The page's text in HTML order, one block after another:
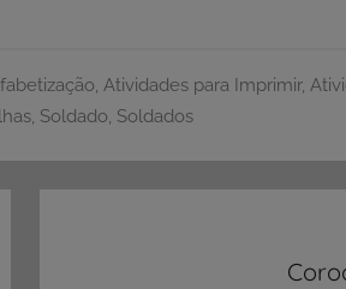
, Atividades para Imprimir,
, Soldado, Soldados